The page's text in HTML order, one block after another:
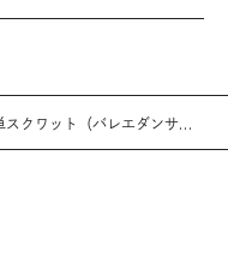
クワット（バレエダンサ